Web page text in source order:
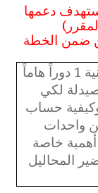
دعمها
ضمن الخطة
يلعب مقرر الكيمياء التحليلية الصيدلانية 1 دوراً هاماً
لكي
حساب
واحدات
أهمية خاصة
المحاليل